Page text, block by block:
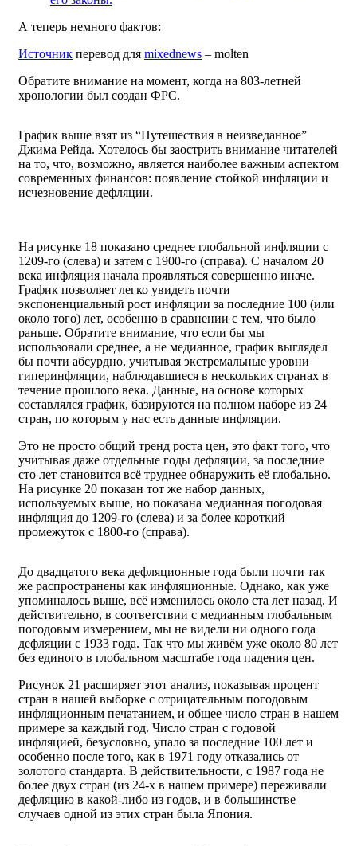
А теперь немного фактов:
Источник перевод для mixednews – molten
Обратите внимание на момент, когда на 803-летней
хронологии был создан ФРС.
График выше взят из “Путешествия в неизведанное”
Джима Рейда. Хотелось бы заострить внимание читателей
на то, что, возможно, является наиболее важным аспектом
современных финансов: появление стойкой инфляции и
исчезновение дефляции.
На рисунке 18 показано среднее глобальной инфляции с
1209-го (слева) и затем с 1900-го (справа). С началом 20
века инфляция начала проявляться совершенно иначе.
График позволяет легко увидеть почти
экспоненциальный рост инфляции за последние 100 (или
около того) лет, особенно в сравнении с тем, что было
раньше. Обратите внимание, что если бы мы
использовали среднее, а не медианное, график выглядел
бы почти абсурдно, учитывая экстремальные уровни
гиперинфляции, наблюдавшиеся в нескольких странах в
течение прошлого века. Данные, на основе которых
составлялся график, базируются на полном наборе из 24
стран, по которым у нас есть данные инфляции.
Это не просто общий тренд роста цен, это факт того, что
учитывая даже отдельные годы дефляции, за последние
сто лет становится всё труднее обнаружить её глобально.
На рисунке 20 показан тот же набор данных,
используемых выше, но показана медианная погодовая
инфляция до 1209-го (слева) и за более короткий
промежуток с 1800-го (справа).
До двадцатого века дефляционные года были почти так
же распространены как инфляционные. Однако, как уже
упоминалось выше, всё изменилось около ста лет назад. И
действительно, в соответствии с медианным глобальным
погодовым измерением, мы не видели ни одного года
дефляции с 1933 года. Так что мы живём уже около 80 лет
без единого в глобальном масштабе года падения цен.
Рисунок 21 расширяет этот анализ, показывая процент
стран в нашей выборке с отрицательным погодовым
инфляционным печатанием, и общее число стран в нашем
примере за каждый год. Число стран с годовой
инфляцией, безусловно, упало за последние 100 лет и
особенно после того, как в 1971 году отказались от
золотого стандарта. В действительности, с 1987 года не
более двух стран (из 24-х в нашем примере) переживали
дефляцию в какой-либо из годов, и в большинстве
случаев одной из этих стран была Япония.